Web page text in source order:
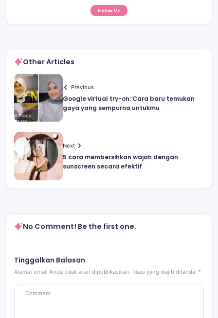
Follow Me
Other Articles
Previous
Google virtual try-on: Cara baru temukan
gaya yang sempurna untukmu
Next
5 cara membersihkan wajah dengan
sunscreen secara efektif
No Comment! Be the first one.
Tinggalkan Balasan
Alamat email Anda tidak akan dipublikasikan. Ruas yang wajib ditandai *